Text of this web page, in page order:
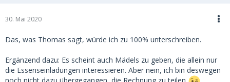
30. Mai 2020
Das, was Thomas sagt, würde ich zu 100% unterschreiben.
Ergänzend dazu: Es scheint auch Mädels zu geben, die allein nur
die Essenseinladungen interessieren. Aber nein, ich bin deswegen